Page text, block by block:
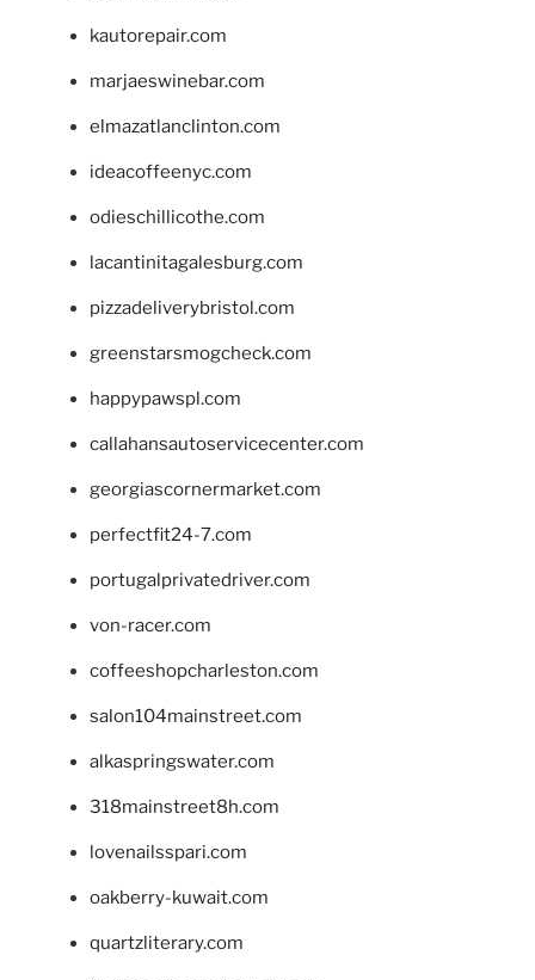
kautorepair.com
marjaeswinebar.com
elmazatlanclinton.com
ideacoffeenyc.com
odieschillicothe.com
lacantinitagalesburg.com
pizzadeliverybristol.com
greenstarsmogcheck.com
happypawspl.com
callahansautoservicecenter.com
georgiascornermarket.com
perfectfit24-7.com
portugalprivatedriver.com
von-racer.com
coffeeshopcharleston.com
salon104mainstreet.com
alkaspringswater.com
318mainstreet8h.com
lovenailsspari.com
oakberry-kuwait.com
quartzliterary.com